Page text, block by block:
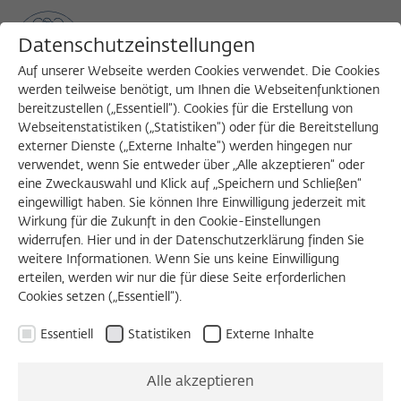
MENU
Search
ZEITSCHRIFT FÜR IDEENGESCHICHTE
Der ligurische Komplex
Heft XVI/2 Sommer 2022
Datenschutzeinstellungen
Auf unserer Webseite werden Cookies verwendet. Die Cookies
werden teilweise benötigt, um Ihnen die Webseitenfunktionen
bereitzustellen („Essentiell“). Cookies für die Erstellung von
Webseitenstatistiken („Statistiken“) oder für die Bereitstellung
externer Dienste („Externe Inhalte“) werden hingegen nur
verwendet, wenn Sie entweder über „Alle akzeptieren“ oder
eine Zweckauswahl und Klick auf „Speichern und Schließen“
eingewilligt haben. Sie können Ihre Einwilligung jederzeit mit
Wirkung für die Zukunft in den Cookie-Einstellungen
widerrufen. Hier und in der Datenschutzerklärung finden Sie
weitere Informationen. Wenn Sie uns keine Einwilligung
erteilen, werden wir nur die für diese Seite erforderlichen
Cookies setzen („Essentiell“).
Essentiell Statistiken Externe Inhalte
Alle akzeptieren